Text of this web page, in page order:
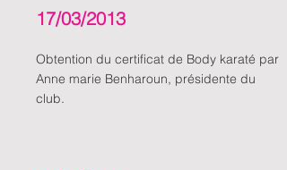
17/03/2013
Obtention du certificat de Body karaté par
Anne marie Benharoun, présidente du
club.